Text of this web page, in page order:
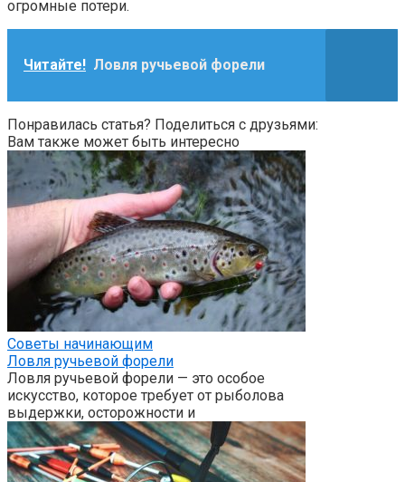
огромные потери.
Читайте! Ловля ручьевой форели
Понравилась статья? Поделиться с друзьями:
Вам также может быть интересно
Советы начинающим
Ловля ручьевой форели
Ловля ручьевой форели — это особое
искусство, которое требует от рыболова
выдержки, осторожности и